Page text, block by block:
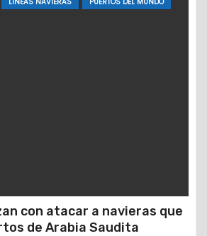
con atacar a navieras que
de Arabia Saudita